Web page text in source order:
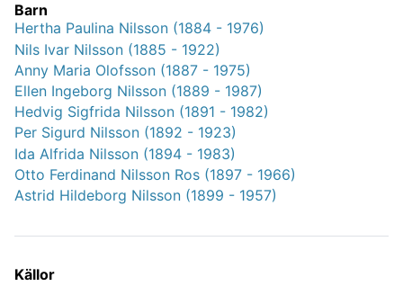
Barn
Hertha Paulina Nilsson (1884 - 1976)
Nils Ivar Nilsson (1885 - 1922)
Anny Maria Olofsson (1887 - 1975)
Ellen Ingeborg Nilsson (1889 - 1987)
Hedvig Sigfrida Nilsson (1891 - 1982)
Per Sigurd Nilsson (1892 - 1923)
Ida Alfrida Nilsson (1894 - 1983)
Otto Ferdinand Nilsson Ros (1897 - 1966)
Astrid Hildeborg Nilsson (1899 - 1957)
Källor